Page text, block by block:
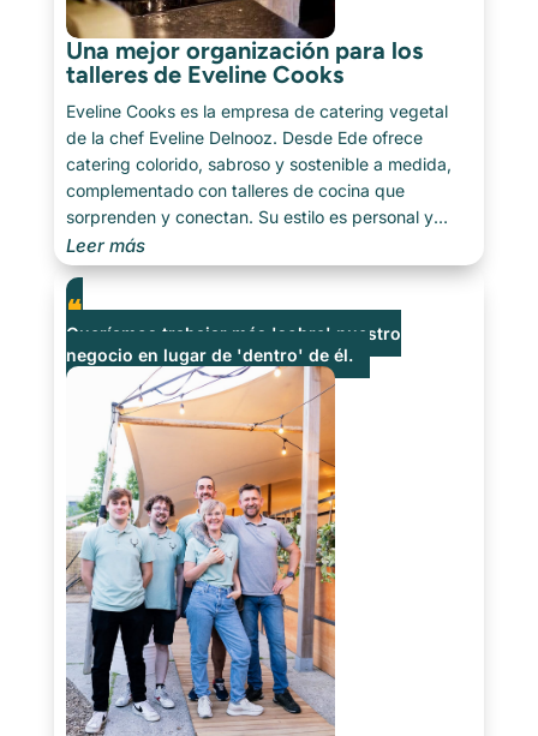
Una mejor organización para los
talleres de Eveline Cooks
Eveline Cooks es la empresa de catering vegetal
de la chef Eveline Delnooz. Desde Ede ofrece
catering colorido, sabroso y sostenible a medida,
complementado con talleres de cocina que
sorprenden y conectan. Su estilo es personal y
refinado, con foco en ingredientes naturales y una
cocina consciente. Esa misma visión la buscó
también en su forma de organizarse: sencillez, [...]
Leer más
Queríamos trabajar más 'sobre' nuestro
negocio en lugar de 'dentro' de él.